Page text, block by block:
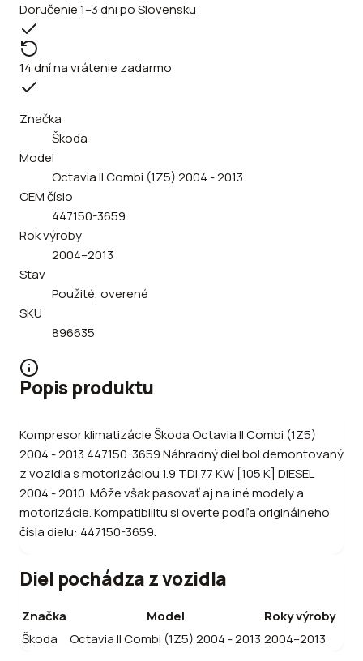
Doručenie 1–3 dni po Slovensku
14 dní na vrátenie zadarmo
Značka
Škoda
Model
Octavia II Combi (1Z5) 2004 - 2013
OEM číslo
447150-3659
Rok výroby
2004–2013
Stav
Použité, overené
SKU
896635
Popis produktu
Kompresor klimatizácie Škoda Octavia II Combi (1Z5)
2004 - 2013 447150-3659 Náhradný diel bol demontovaný
z vozidla s motorizáciou 1.9 TDI 77 KW [105 K] DIESEL
2004 - 2010. Môže však pasovať aj na iné modely a
motorizácie. Kompatibilitu si overte podľa originálneho
čísla dielu: 447150-3659.
Diel pochádza z vozidla
Značka Model
Roky výroby
Škoda
Octavia II Combi (1Z5) 2004 - 2013 2004–2013